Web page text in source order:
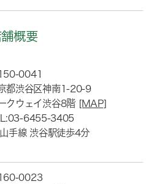
舗概要
0041
都渋谷区神南1-20-9
クウェイ渋谷8階 [MAP]
6455-3405
手線 渋谷駅徒歩4分
0023